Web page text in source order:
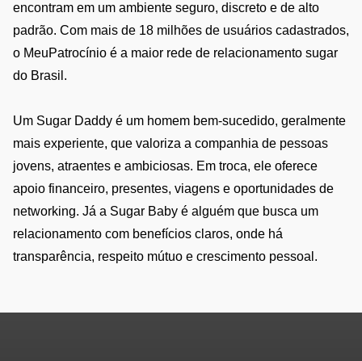
encontram em um ambiente seguro, discreto e de alto
padrão. Com mais de 18 milhões de usuários cadastrados,
o MeuPatrocínio é a maior rede de relacionamento sugar
do Brasil.
Um Sugar Daddy é um homem bem-sucedido, geralmente
mais experiente, que valoriza a companhia de pessoas
jovens, atraentes e ambiciosas. Em troca, ele oferece
apoio financeiro, presentes, viagens e oportunidades de
networking. Já a Sugar Baby é alguém que busca um
relacionamento com benefícios claros, onde há
transparência, respeito mútuo e crescimento pessoal.